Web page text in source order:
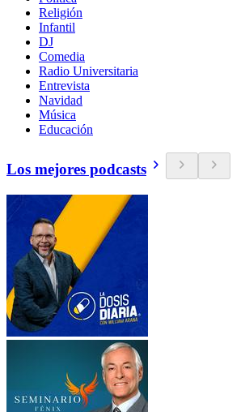
Religión
Infantil
DJ
Comedia
Radio Universitaria
Entrevista
Navidad
Música
Educación
Los mejores podcasts